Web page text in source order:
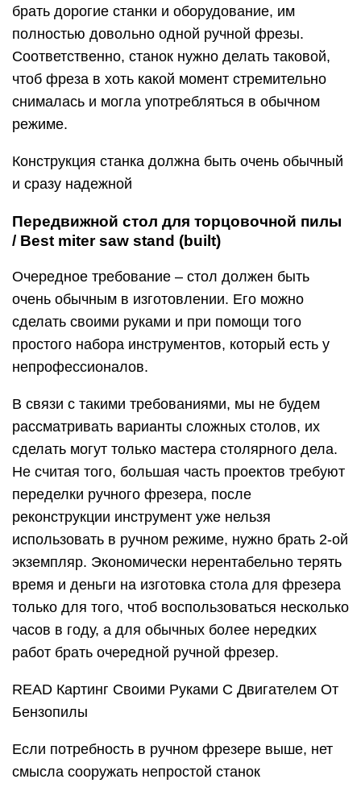
брать дорогие станки и оборудование, им
полностью довольно одной ручной фрезы.
Соответственно, станок нужно делать таковой,
чтоб фреза в хоть какой момент стремительно
снималась и могла употребляться в обычном
режиме.
Конструкция станка должна быть очень обычный
и сразу надежной
Передвижной стол для торцовочной пилы
/ Best miter saw stand (built)
Очередное требование – стол должен быть
очень обычным в изготовлении. Его можно
сделать своими руками и при помощи того
простого набора инструментов, который есть у
непрофессионалов.
В связи с такими требованиями, мы не будем
рассматривать варианты сложных столов, их
сделать могут только мастера столярного дела.
Не считая того, большая часть проектов требуют
переделки ручного фрезера, после
реконструкции инструмент уже нельзя
использовать в ручном режиме, нужно брать 2-ой
экземпляр. Экономически нерентабельно терять
время и деньги на изготовка стола для фрезера
только для того, чтоб воспользоваться несколько
часов в году, а для обычных более нередких
работ брать очередной ручной фрезер.
READ Картинг Своими Руками С Двигателем От
Бензопилы
Если потребность в ручном фрезере выше, нет
смысла сооружать непростой станок